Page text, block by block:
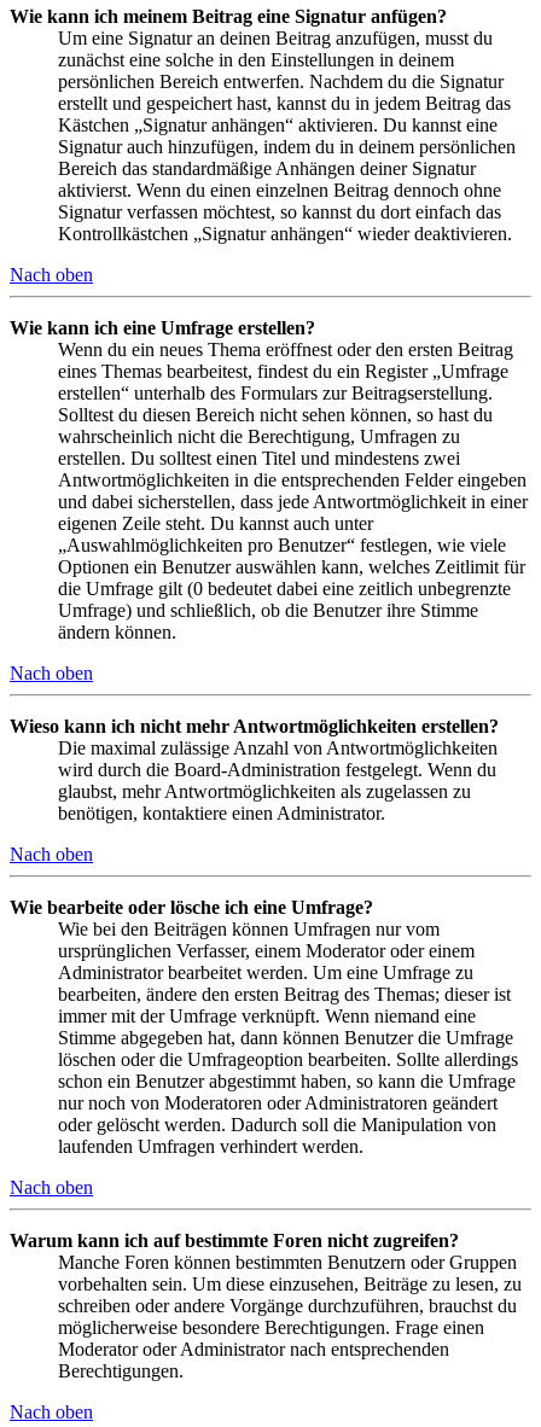
Wie kann ich meinem Beitrag eine Signatur anfügen?
Um eine Signatur an deinen Beitrag anzufügen, musst du
zunächst eine solche in den Einstellungen in deinem
persönlichen Bereich entwerfen. Nachdem du die Signatur
erstellt und gespeichert hast, kannst du in jedem Beitrag das
Kästchen „Signatur anhängen“ aktivieren. Du kannst eine
Signatur auch hinzufügen, indem du in deinem persönlichen
Bereich das standardmäßige Anhängen deiner Signatur
aktivierst. Wenn du einen einzelnen Beitrag dennoch ohne
Signatur verfassen möchtest, so kannst du dort einfach das
Kontrollkästchen „Signatur anhängen“ wieder deaktivieren.
Nach oben
Wie kann ich eine Umfrage erstellen?
Wenn du ein neues Thema eröffnest oder den ersten Beitrag
eines Themas bearbeitest, findest du ein Register „Umfrage
erstellen“ unterhalb des Formulars zur Beitragserstellung.
Solltest du diesen Bereich nicht sehen können, so hast du
wahrscheinlich nicht die Berechtigung, Umfragen zu
erstellen. Du solltest einen Titel und mindestens zwei
Antwortmöglichkeiten in die entsprechenden Felder eingeben
und dabei sicherstellen, dass jede Antwortmöglichkeit in einer
eigenen Zeile steht. Du kannst auch unter
„Auswahlmöglichkeiten pro Benutzer“ festlegen, wie viele
Optionen ein Benutzer auswählen kann, welches Zeitlimit für
die Umfrage gilt (0 bedeutet dabei eine zeitlich unbegrenzte
Umfrage) und schließlich, ob die Benutzer ihre Stimme
ändern können.
Nach oben
Wieso kann ich nicht mehr Antwortmöglichkeiten erstellen?
Die maximal zulässige Anzahl von Antwortmöglichkeiten
wird durch die Board-Administration festgelegt. Wenn du
glaubst, mehr Antwortmöglichkeiten als zugelassen zu
benötigen, kontaktiere einen Administrator.
Nach oben
Wie bearbeite oder lösche ich eine Umfrage?
Wie bei den Beiträgen können Umfragen nur vom
ursprünglichen Verfasser, einem Moderator oder einem
Administrator bearbeitet werden. Um eine Umfrage zu
bearbeiten, ändere den ersten Beitrag des Themas; dieser ist
immer mit der Umfrage verknüpft. Wenn niemand eine
Stimme abgegeben hat, dann können Benutzer die Umfrage
löschen oder die Umfrageoption bearbeiten. Sollte allerdings
schon ein Benutzer abgestimmt haben, so kann die Umfrage
nur noch von Moderatoren oder Administratoren geändert
oder gelöscht werden. Dadurch soll die Manipulation von
laufenden Umfragen verhindert werden.
Nach oben
Warum kann ich auf bestimmte Foren nicht zugreifen?
Manche Foren können bestimmten Benutzern oder Gruppen
vorbehalten sein. Um diese einzusehen, Beiträge zu lesen, zu
schreiben oder andere Vorgänge durchzuführen, brauchst du
möglicherweise besondere Berechtigungen. Frage einen
Moderator oder Administrator nach entsprechenden
Berechtigungen.
Nach oben